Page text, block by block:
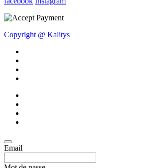
Copyright @ Kalitys
Email